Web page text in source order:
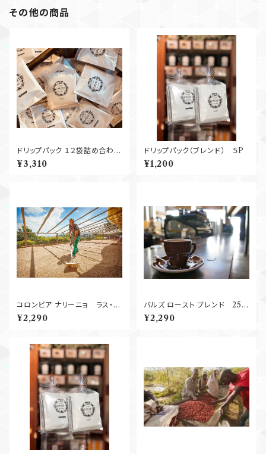
その他の商品
ドリップパック １２袋詰め合わ
せ 全国
送料無料！
¥3,310
ドリップパック（ブレンド） ５P
¥1,200
コロンビア ナリーニョ ラス・ペ
¥2,290
バルズ ロースト ブレンド 250
g
¥2,290